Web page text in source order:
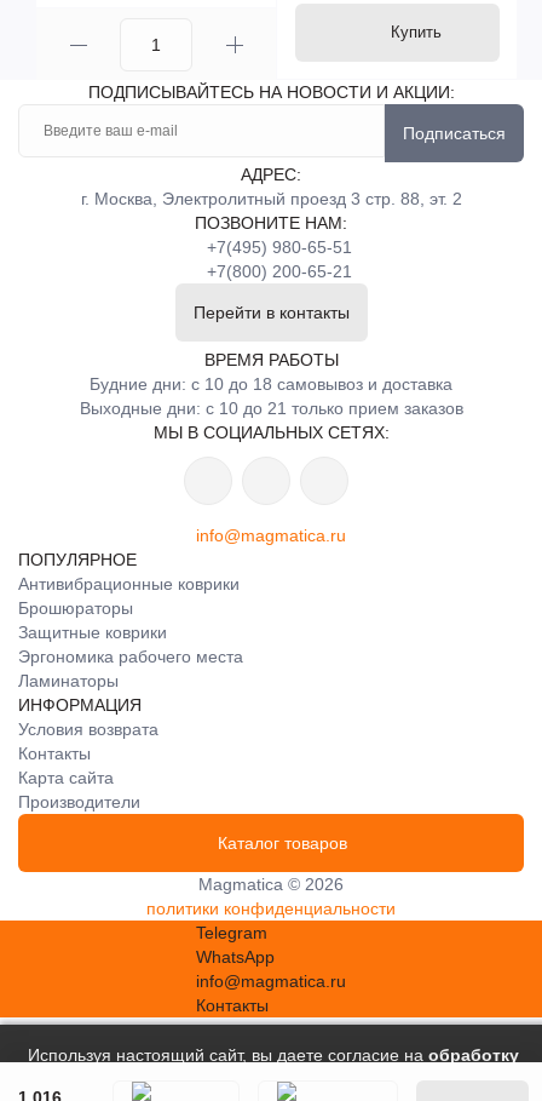
1 016
Купить
ПОДПИСЫВАЙТЕСЬ НА НОВОСТИ И АКЦИИ:
Подписаться
АДРЕС:
г. Москва, Электролитный проезд 3 стр. 88, эт. 2
ПОЗВОНИТЕ НАМ:
+7(495) 980-65-51
+7(800) 200-65-21
Перейти в контакты
ВРЕМЯ РАБОТЫ
Будние дни: с 10 до 18 самовывоз и доставка
Выходные дни: с 10 до 21 только прием заказов
МЫ В СОЦИАЛЬНЫХ СЕТЯХ:
info@magmatica.ru
ПОПУЛЯРНОЕ
Антивибрационные коврики
Брошюраторы
Защитные коврики
Эргономика рабочего места
Ламинаторы
ИНФОРМАЦИЯ
Условия возврата
Контакты
Карта сайта
Производители
Каталог товаров
Magmatica © 2026
политики конфиденциальности
Telegram
WhatsApp
info@magmatica.ru
Контакты
Используя настоящий сайт, вы даете согласие на обработку
файлов сookie
, в соответствии с